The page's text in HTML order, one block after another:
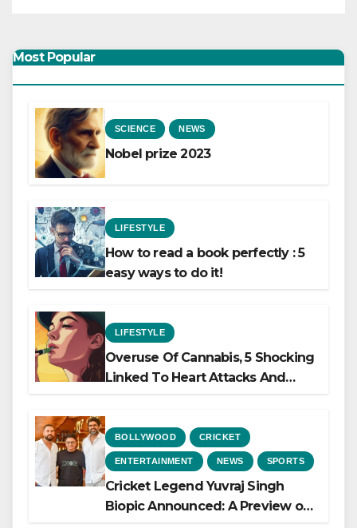
Most Popular
SCIENCE NEWS
Nobel prize 2023
LIFESTYLE
How to read a book perfectly : 5
easy ways to do it!
LIFESTYLE
Overuse Of Cannabis, 5 Shocking
Linked To Heart Attacks And
BOLLYWOOD CRICKET
ENTERTAINMENT NEWS SPORTS
Cricket Legend Yuvraj Singh
Biopic Announced: A Preview of